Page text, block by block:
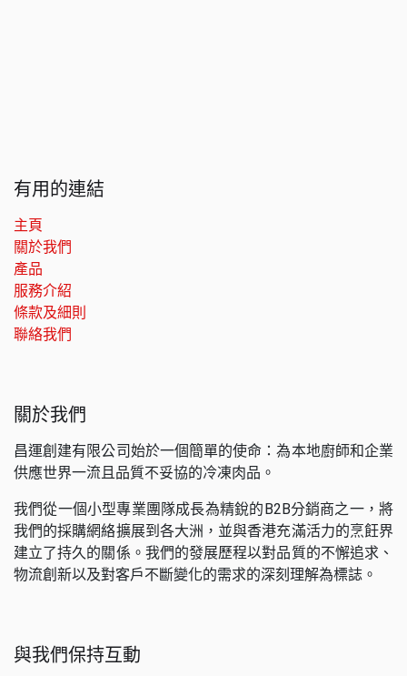
有用的連結
主頁
關於我們
產品
服務介紹
條款及細則
聯絡我們
關於我們
昌運創建有限公司始於一個簡單的使命：為本地廚師和企業
供應世界一流且品質不妥協的冷凍肉品。
我們從一個小型專業團隊成長為精銳的B2B分銷商之一，將
我們的採購網絡擴展到各大洲，並與香港充滿活力的烹飪界
建立了持久的關係。我們的發展歷程以對品質的不懈追求、
物流創新以及對客戶不斷變化的需求的深刻理解為標誌。
與我們保持互動